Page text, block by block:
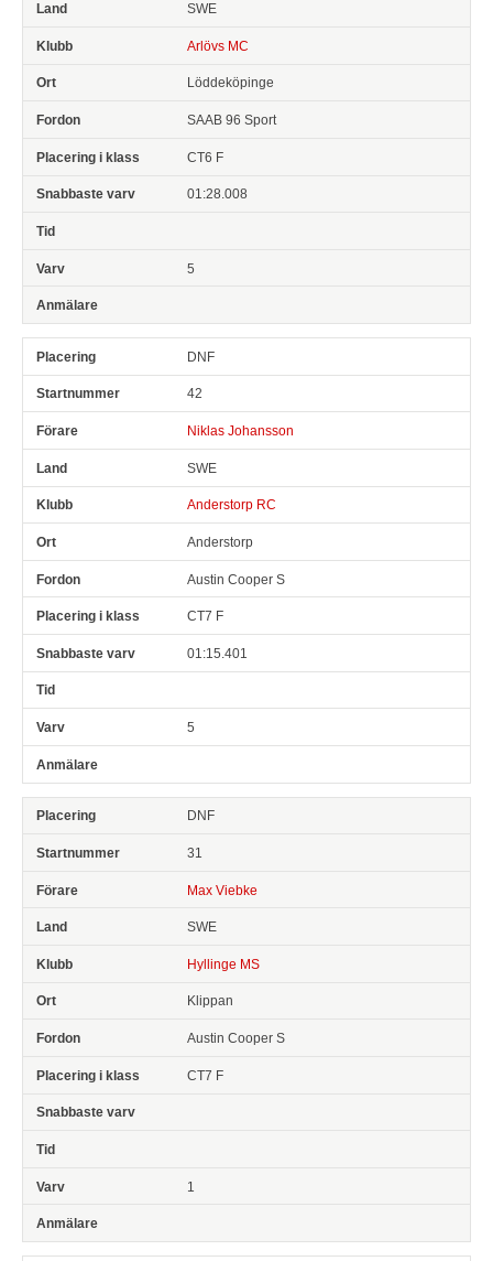
SWE
Arlövs MC
Löddeköpinge
SAAB 96 Sport
CT6 F
01:28.008
5
DNF
42
Niklas Johansson
SWE
Anderstorp RC
Anderstorp
Austin Cooper S
CT7 F
01:15.401
5
DNF
31
Max Viebke
SWE
Hyllinge MS
Klippan
Austin Cooper S
CT7 F
1